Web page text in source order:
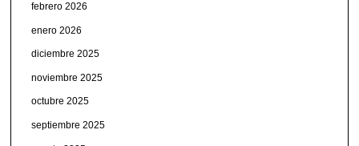
febrero 2026
enero 2026
diciembre 2025
noviembre 2025
octubre 2025
septiembre 2025